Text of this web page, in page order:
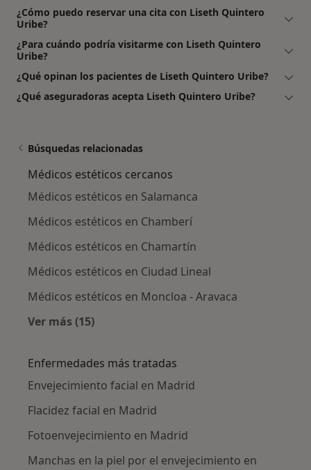
¿Cómo puedo reservar una cita con Liseth Quintero
Uribe?
¿Para cuándo podría visitarme con Liseth Quintero
Uribe?
¿Qué opinan los pacientes de Liseth Quintero Uribe?
¿Qué aseguradoras acepta Liseth Quintero Uribe?
Búsquedas relacionadas
Médicos estéticos cercanos
Médicos estéticos en Salamanca
Médicos estéticos en Chamberí
Médicos estéticos en Chamartín
Médicos estéticos en Ciudad Lineal
Médicos estéticos en Moncloa - Aravaca
Ver más (15)
Enfermedades más tratadas
Envejecimiento facial en Madrid
Flacidez facial en Madrid
Fotoenvejecimiento en Madrid
Manchas en la piel por el envejecimiento en